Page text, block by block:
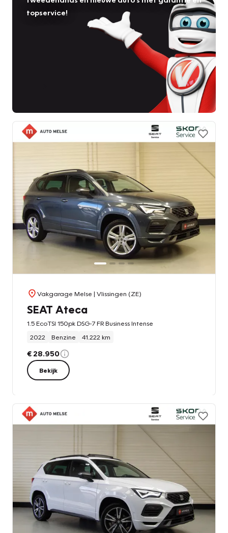
topservice!
Vakgarage Melse | Vlissingen (ZE)
SEAT Ateca
1.5 EcoTSI 150pk DSG-7 FR Business Intense
2022
Benzine 41.222 km
€ 28.950
Bekijk